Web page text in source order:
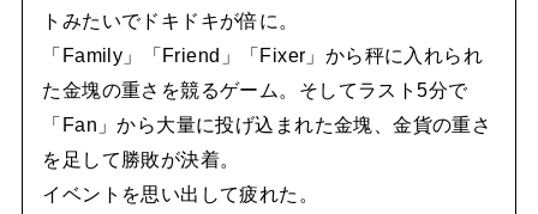
トみたいでドキドキが倍に。
「Family」「Friend」「Fixer」から秤に入れられ
た金塊の重さを競るゲーム。そしてラスト5分で
「Fan」から大量に投げ込まれた金塊、金貨の重さ
を足して勝敗が決着。
イベントを思い出して疲れた。